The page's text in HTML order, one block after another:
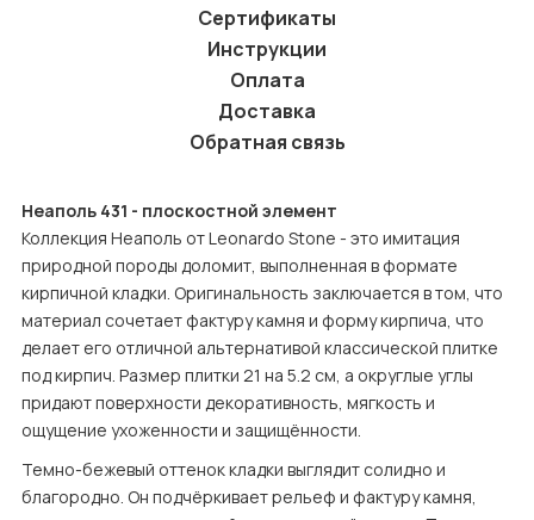
Сертификаты
Инструкции
Оплата
Доставка
Обратная связь
Неаполь 431 - плоскостной элемент
Коллекция Неаполь от Leonardo Stone - это имитация
природной породы доломит, выполненная в формате
кирпичной кладки. Оригинальность заключается в том, что
материал сочетает фактуру камня и форму кирпича, что
делает его отличной альтернативой классической плитке
под кирпич. Размер плитки 21 на 5.2 см, а округлые углы
придают поверхности декоративность, мягкость и
ощущение ухоженности и защищённости.
Темно-бежевый оттенок кладки выглядит солидно и
благородно. Он подчёркивает рельеф и фактуру камня,